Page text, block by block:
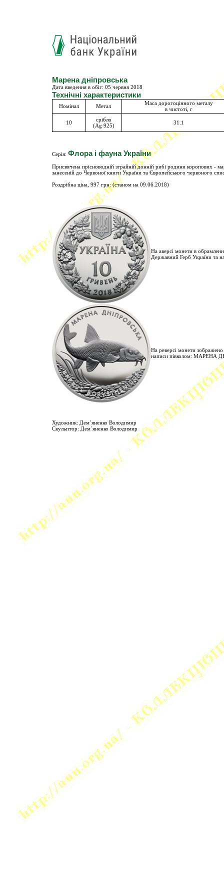
Марена дніпровська
Дата введення в обіг: 05 червня 2018
Технічні характеристики
Номінал Метал
Маса дорогоцінного металу
в чистоті, г
10
срібло
(Ag 925)
31.1
Серія: Флора і фауна України
Присвячена прісноводній зграйній донній рибі родини коропових -
занесеній до Червоної книги України та Європейського червоного
Роздрібна ціна, 997 грн: (станом на 09.06.2018)
На аверсі монети в
Державний Герб України
На реверсі монети
написи півколом: МАРЕНА
Художник: Дем`яненко Володимир
Скульптор: Дем`яненко Володимир